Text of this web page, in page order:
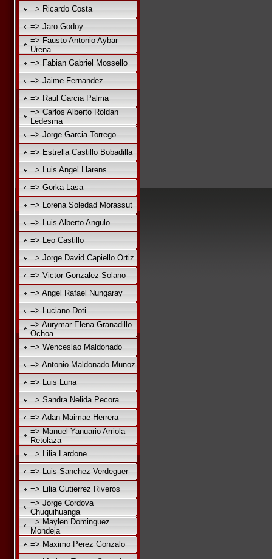
=> Ricardo Costa
=> Jaro Godoy
=> Fausto Antonio Aybar
Urena
=> Fabian Gabriel Mossello
=> Jaime Fernandez
=> Raul Garcia Palma
=> Carlos Alberto Roldan
Ledesma
=> Jorge Garcia Torrego
=> Estrella Castillo Bobadilla
=> Luis Angel Llarens
=> Gorka Lasa
=> Lorena Soledad Morassut
=> Luis Alberto Angulo
=> Leo Castillo
=> Jorge David Capiello Ortiz
=> Victor Gonzalez Solano
=> Angel Rafael Nungaray
=> Luciano Doti
=> Aurymar Elena Granadillo
Ochoa
=> Wenceslao Maldonado
=> Antonio Maldonado Munoz
=> Luis Luna
=> Sandra Nelida Pecora
=> Adan Maimae Herrera
=> Manuel Yanuario Arriola
Retolaza
=> Lilia Lardone
=> Luis Sanchez Verdeguer
=> Lilia Gutierrez Riveros
=> Jorge Cordova
Chuquihuanga
=> Maylen Dominguez
Mondeja
=> Maximo Perez Gonzalo